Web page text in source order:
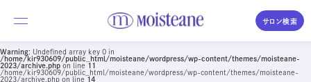
サロン検索
私たちについて
Warning: Undefined array key 0 in
/home/kir930609/public_html/moisteane/wordpress/wp-content/themes/moisteane-
2023/archive.php on line 11
/home/kir930609/public_html/moisteane/wordpress/wp-content/themes/moisteane-
2023/archive.php on line 14